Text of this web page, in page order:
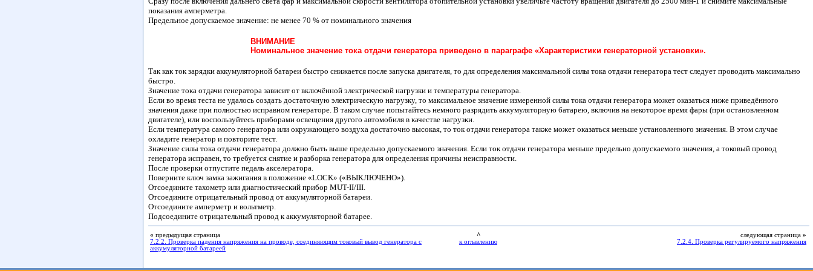
показания амперметра.
Предельное допускаемое значение: не менее 70 % от номинального значения
ВНИМАНИЕ
Номинальное значение тока отдачи генератора приведено в параграфе «Характеристики генераторной установки».
Так как ток зарядки аккумуляторной батареи быстро снижается после запуска двигателя, то для определения максимальной силы тока отдачи генератора тест следует проводить максимально
быстро.
Значение тока отдачи генератора зависит от включённой электрической нагрузки и температуры генератора.
Если во время теста не удалось создать достаточную электрическую нагрузку, то максимальное значение измеренной силы тока отдачи генератора может оказаться ниже приведённого
значения даже при полностью исправном генераторе. В таком случае попытайтесь немного разрядить аккумуляторную батарею, включив на некоторое время фары (при остановленном
двигателе), или воспользуйтесь приборами освещения другого автомобиля в качестве нагрузки.
Если температура самого генератора или окружающего воздуха достаточно высокая, то ток отдачи генератора также может оказаться меньше установленного значения. В этом случае
охладите генератор и повторите тест.
Значение силы тока отдачи генератора должно быть выше предельно допускаемого значения. Если ток отдачи генератора меньше предельно допускаемого значения, а токовый провод
генератора исправен, то требуется снятие и разборка генератора для определения причины неисправности.
После проверки отпустите педаль акселератора.
Поверните ключ замка зажигания в положение «LOCK» («ВЫКЛЮЧЕНО»).
Отсоедините тахометр или диагностический прибор MUT-II/III.
Отсоедините отрицательный провод от аккумуляторной батареи.
Отсоедините амперметр и вольтметр.
Подсоедините отрицательный провод к аккумуляторной батарее.
« предыдущая страница
7.2.2. Проверка падения напряжения на проводе, соединяющим токовый вывод генератора с
аккумуляторной батареей
^
к оглавлению
следующая страница »
7.2.4. Проверка регулируемого напряжения